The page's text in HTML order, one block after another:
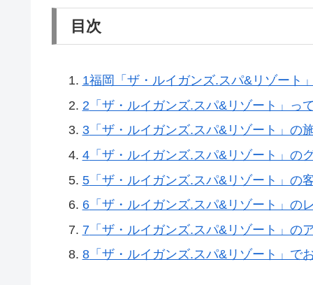
目次
1福岡「ザ・ルイガンズ.スパ&リゾート
2 「ザ・ルイガンズ.スパ&リゾート」っ
3「ザ・ルイガンズ.スパ&リゾート」の
4「ザ・ルイガンズ.スパ&リゾート」の
5「ザ・ルイガンズ.スパ&リゾート」の
6「ザ・ルイガンズ.スパ&リゾート」の
7「ザ・ルイガンズ.スパ&リゾート」の
8「ザ・ルイガンズ.スパ&リゾート」で